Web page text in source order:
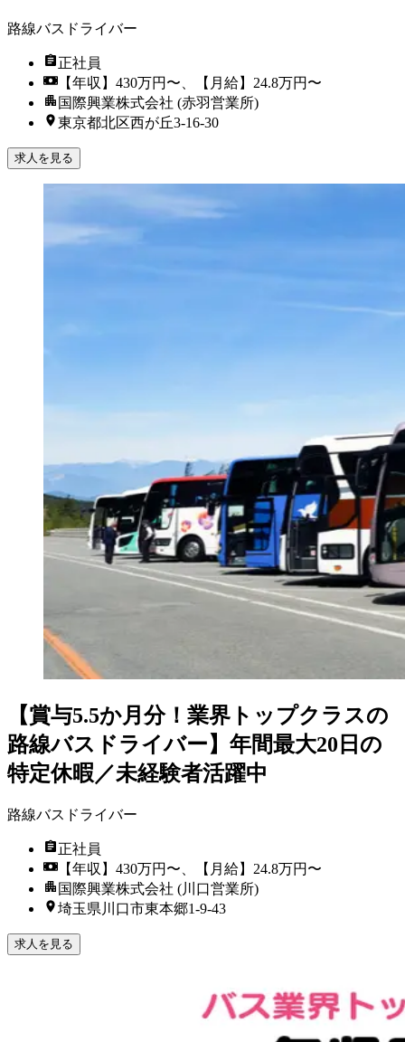
路線バスドライバー
正社員
【年収】430万円〜、【月給】24.8万円〜
国際興業株式会社 (赤羽営業所)
東京都北区西が丘3-16-30
求人を見る
【賞与5.5か月分！業界トップクラスの
路線バスドライバー】年間最大20日の
特定休暇／未経験者活躍中
路線バスドライバー
正社員
【年収】430万円〜、【月給】24.8万円〜
国際興業株式会社 (川口営業所)
埼玉県川口市東本郷1-9-43
求人を見る